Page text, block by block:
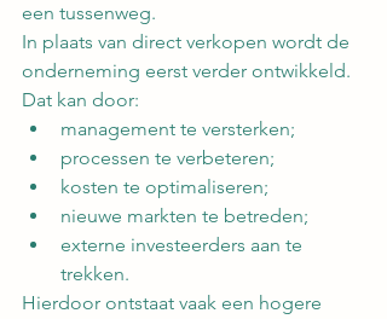
een tussenweg.
In plaats van direct verkopen wordt de
onderneming eerst verder ontwikkeld.
Dat kan door:
management te versterken;
processen te verbeteren;
kosten te optimaliseren;
nieuwe markten te betreden;
externe investeerders aan te
trekken.
Hierdoor ontstaat vaak een hogere